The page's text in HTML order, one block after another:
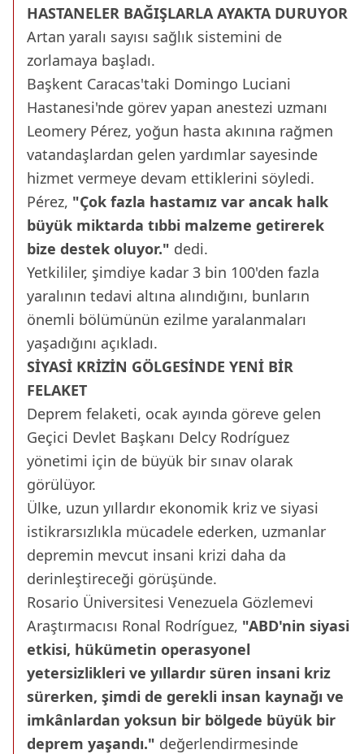
HASTANELER BAĞIŞLARLA AYAKTA DURUYOR
Artan yaralı sayısı sağlık sistemini de
zorlamaya başladı.
Başkent Caracas'taki Domingo Luciani
Hastanesi'nde görev yapan anestezi uzmanı
Leomery Pérez, yoğun hasta akınına rağmen
vatandaşlardan gelen yardımlar sayesinde
hizmet vermeye devam ettiklerini söyledi.
Pérez, "Çok fazla hastamız var ancak halk
büyük miktarda tıbbi malzeme getirerek
bize destek oluyor." dedi.
Yetkililer, şimdiye kadar 3 bin 100'den fazla
yaralının tedavi altına alındığını, bunların
önemli bölümünün ezilme yaralanmaları
yaşadığını açıkladı.
SİYASİ KRİZİN GÖLGESİNDE YENİ BİR
FELAKET
Deprem felaketi, ocak ayında göreve gelen
Geçici Devlet Başkanı Delcy Rodríguez
yönetimi için de büyük bir sınav olarak
görülüyor.
Ülke, uzun yıllardır ekonomik kriz ve siyasi
istikrarsızlıkla mücadele ederken, uzmanlar
depremin mevcut insani krizi daha da
derinleştireceği görüşünde.
Rosario Üniversitesi Venezuela Gözlemevi
Araştırmacısı Ronal Rodríguez, "ABD'nin siyasi
etkisi, hükümetin operasyonel
yetersizlikleri ve yıllardır süren insani kriz
sürerken, şimdi de gerekli insan kaynağı ve
imkânlardan yoksun bir bölgede büyük bir
deprem yaşandı." değerlendirmesinde